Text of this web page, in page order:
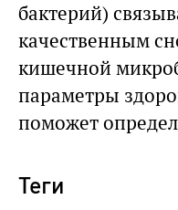
бактерий)
качественным
кишечной
параметры
поможет
Теги